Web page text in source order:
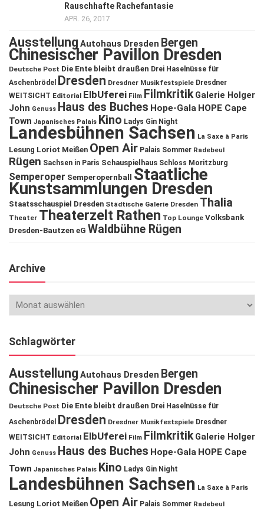
Rauschhafte Rachefantasie
APR. 26, 2017
Ausstellung Autohaus Dresden Bergen
Chinesischer Pavillon Dresden
Deutsche Post Die Ente bleibt draußen Drei Haselnüsse für
Aschenbrödel
Dresden Dresdner Musikfestspiele Dresdner
WEITSICHT Editorial ElbUferei Film Filmkritik Galerie Holger
John Genuss Haus des Buches Hope-Gala HOPE Cape
Town Japanisches Palais Kino Ladys Gin Night
Landesbühnen Sachsen La Saxe à Paris
Lesung Loriot Meißen Open Air Palais Sommer Radebeul
Rügen Sachsen in Paris Schauspielhaus Schloss Moritzburg
Semperoper Semperopernball Staatliche
Kunstsammlungen Dresden
Staatsschauspiel Dresden Städtische Galerie Dresden Thalia
Theater Theaterzelt Rathen Top Lounge Volksbank
Dresden-Bautzen eG Waldbühne Rügen
Archive
Schlagwörter
Ausstellung Autohaus Dresden Bergen
Chinesischer Pavillon Dresden
Deutsche Post Die Ente bleibt draußen Drei Haselnüsse für
Aschenbrödel
Dresden Dresdner Musikfestspiele Dresdner
WEITSICHT Editorial ElbUferei Film Filmkritik Galerie Holger
John Genuss Haus des Buches Hope-Gala HOPE Cape
Town Japanisches Palais Kino Ladys Gin Night
Landesbühnen Sachsen La Saxe à Paris
Lesung Loriot Meißen Open Air Palais Sommer Radebeul